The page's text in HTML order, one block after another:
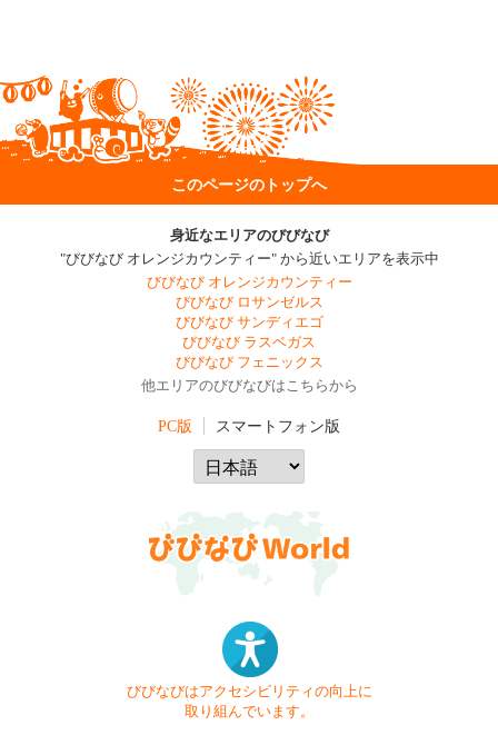
このページのトップへ
身近なエリアのびびなび
"びびなび オレンジカウンティー" から近いエリアを表示中
びびなび オレンジカウンティー
びびなび ロサンゼルス
びびなび サンディエゴ
びびなび ラスベガス
びびなび フェニックス
他エリアのびびなびはこちらから
PC版 スマートフォン版
びびなびはアクセシビリティの向上に
取り組んでいます。